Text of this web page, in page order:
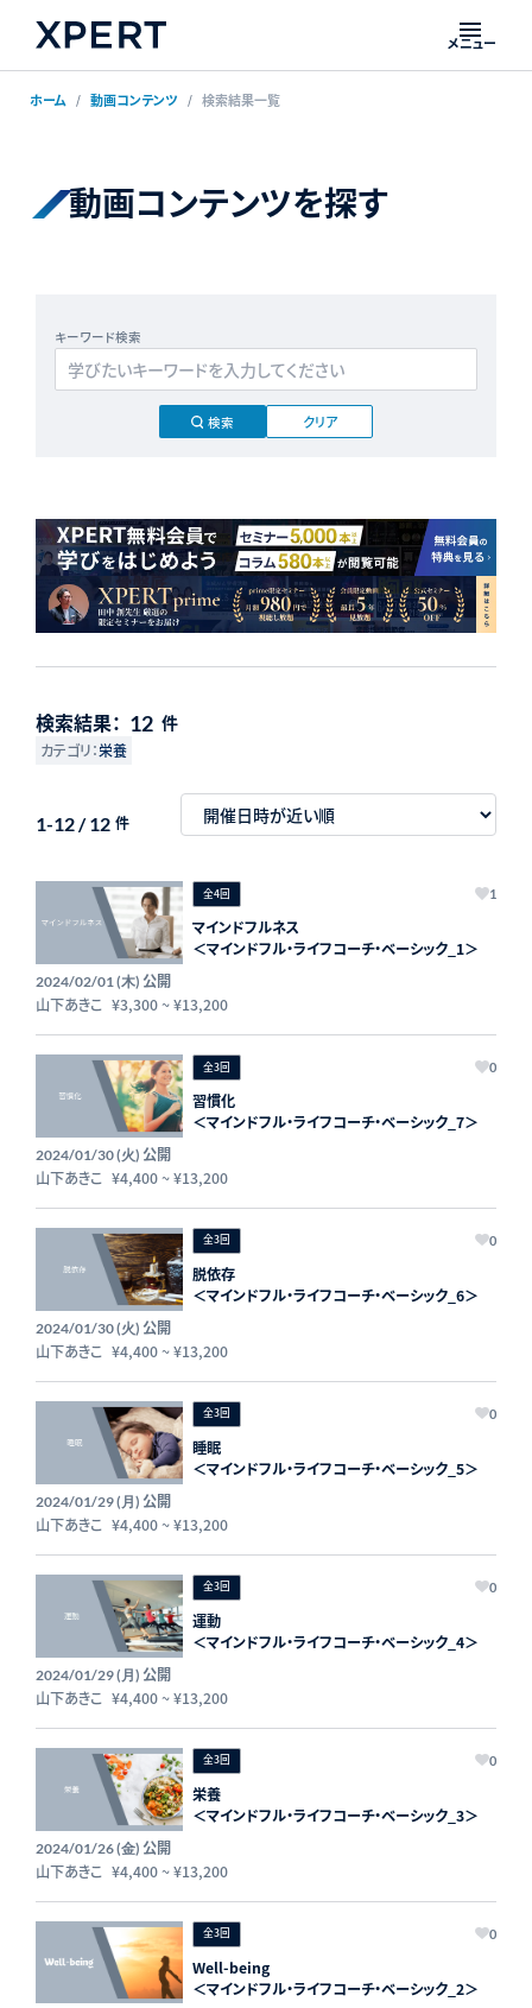
メニュー
ホーム 動画コンテンツ 検索結果一覧
動画コンテンツを探す
キーワード検索
検索 クリア
検索結果： 12 件
カテゴリ：栄養
1-12 / 12 件
全4回 1
マインドフルネス
＜マインドフル・ライフコーチ・ベーシック_1＞
2024/02/01 (木) 公開
山下あきこ ¥3,300~¥13,200
全3回 0
習慣化
＜マインドフル・ライフコーチ・ベーシック_7＞
2024/01/30 (火) 公開
山下あきこ ¥4,400~¥13,200
全3回 0
脱依存
＜マインドフル・ライフコーチ・ベーシック_6＞
2024/01/30 (火) 公開
山下あきこ ¥4,400~¥13,200
全3回 0
睡眠
＜マインドフル・ライフコーチ・ベーシック_5＞
2024/01/29 (月) 公開
山下あきこ ¥4,400~¥13,200
全3回 0
運動
＜マインドフル・ライフコーチ・ベーシック_4＞
2024/01/29 (月) 公開
山下あきこ ¥4,400~¥13,200
全3回 0
栄養
＜マインドフル・ライフコーチ・ベーシック_3＞
2024/01/26 (金) 公開
山下あきこ ¥4,400~¥13,200
全3回 0
Well-being
＜マインドフル・ライフコーチ・ベーシック_2＞